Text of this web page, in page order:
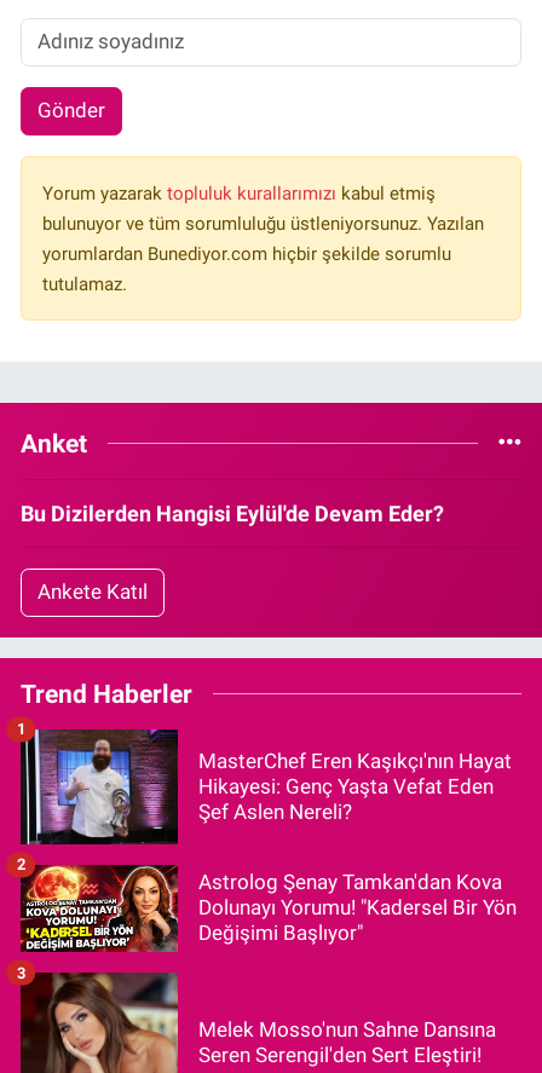
Gönder
Yorum yazarak topluluk kurallarımızı kabul etmiş
bulunuyor ve tüm sorumluluğu üstleniyorsunuz. Yazılan
yorumlardan Bunediyor.com hiçbir şekilde sorumlu
tutulamaz.
Anket
Bu Dizilerden Hangisi Eylül'de Devam Eder?
Ankete Katıl
Trend Haberler
MasterChef Eren Kaşıkçı'nın Hayat
Hikayesi: Genç Yaşta Vefat Eden
Şef Aslen Nereli?
1
Astrolog Şenay Tamkan'dan Kova
Dolunayı Yorumu! "Kadersel Bir Yön
Değişimi Başlıyor"
2
Melek Mosso'nun Sahne Dansına
Seren Serengil'den Sert Eleştiri!
3